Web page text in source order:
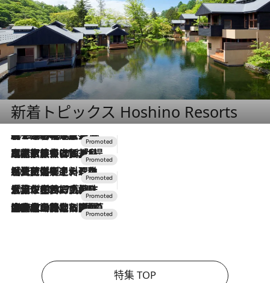
新着トピックス Hoshino Resorts
2026.8.7
【トンボの足水浴】ヒノキの香りに包まれて涼感マックス！約13℃の湧水かけ流しを避暑地「星野温泉 トンボの湯」で体験
2026.7.31
【ホテル帰省】という選択肢をOMOが提案。家族とほどよい距離を保つには「昼は実家、夜は気兼ねなくホテルで！」
2026.7.24
【夏限定ディナーコース】旬を迎える稚鮎や花ズッキーニなどをイタリア・トスカーナの郷土料理の手法で満喫！
2026.7.17
「土佐和ハーブかき氷」がOMO7高知に登場！生姜、山椒、大葉など目にも舌にも涼を呼ぶ郷土の味
2026.7.10
NEW OPEN！【界 草津】名湯の地に誕生。趣の異なる2種の温泉と上州ならではの会席・蕎麦割烹など美食を味わう究極の癒やし旅
特集 TOP